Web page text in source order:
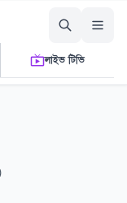
লাইভ টিভি